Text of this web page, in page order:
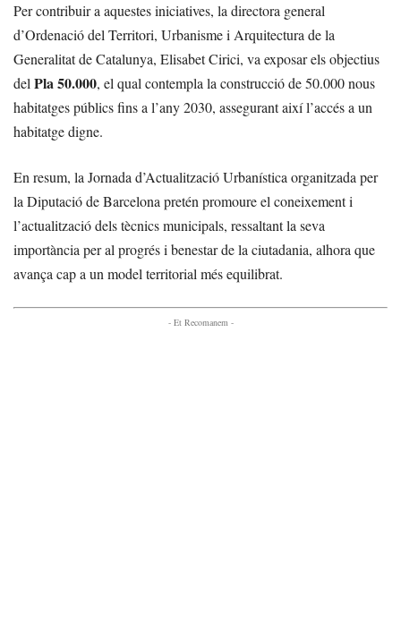
Per contribuir a aquestes iniciatives, la directora general
d’Ordenació del Territori, Urbanisme i Arquitectura de la
Generalitat de Catalunya, Elisabet Cirici, va exposar els objectius
del Pla 50.000, el qual contempla la construcció de 50.000 nous
habitatges públics fins a l’any 2030, assegurant així l’accés a un
habitatge digne.
En resum, la Jornada d’Actualització Urbanística organitzada per
la Diputació de Barcelona pretén promoure el coneixement i
l’actualització dels tècnics municipals, ressaltant la seva
importància per al progrés i benestar de la ciutadania, alhora que
avança cap a un model territorial més equilibrat.
- Et Recomanem -